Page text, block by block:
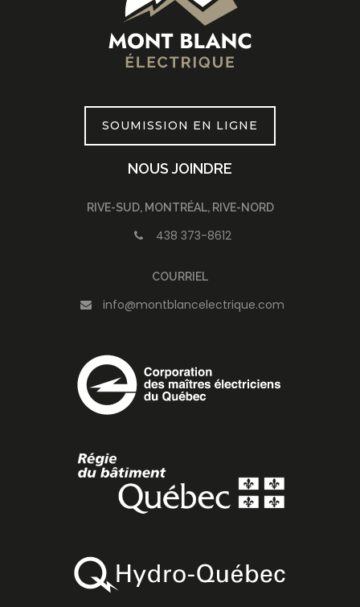
SOUMISSION EN LIGNE
NOUS JOINDRE
RIVE-SUD, MONTRÉAL, RIVE-NORD
438 373-8612
COURRIEL
info@montblancelectrique.com